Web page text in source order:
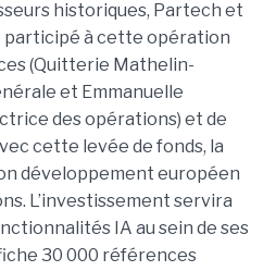
historiques, Partech et
participé à cette opération
(Quitterie Mathelin-
et Emmanuelle
des opérations) et de
cette levée de fonds, la
développement européen
L’investissement servira
IA au sein de ses
30 000 références